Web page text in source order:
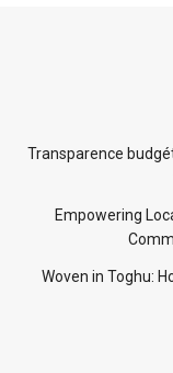
Transparence
Empowering
Woven in Toghu: